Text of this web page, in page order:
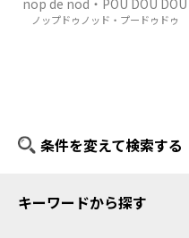
ノップドゥノッド・プードゥドゥ
条件を変えて検索する
キーワードから探す